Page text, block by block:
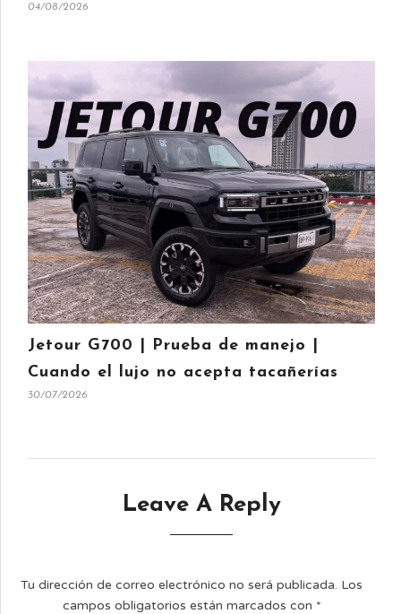
04/08/2026
Jetour G700 | Prueba de manejo |
Cuando el lujo no acepta tacañerías
30/07/2026
Leave A Reply
Tu dirección de correo electrónico no será publicada. Los
campos obligatorios están marcados con *